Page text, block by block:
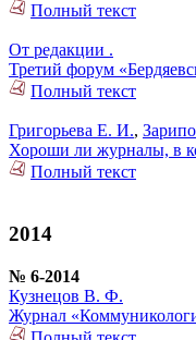
Полный текст
От редакции .
Третий форум
Полный текст
Григорьева Е. И.,
Хороши ли журналы, в
Полный текст
2014
№ 6-2014
Кузнецов В. Ф.
Журнал